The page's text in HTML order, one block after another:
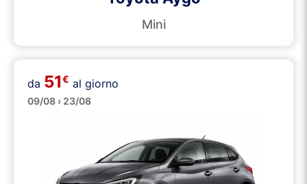
Mini
Medie
da 51€ al giorno
09/08 › 23/08